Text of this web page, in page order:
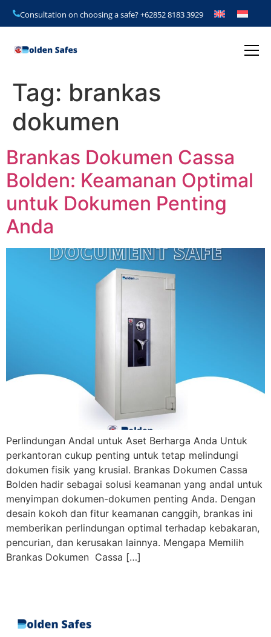
Consultation on choosing a safe?+62852 8183 3929
Tag: brankas
dokumen
Brankas Dokumen Cassa
Bolden: Keamanan Optimal
untuk Dokumen Penting
Anda
Perlindungan Andal untuk Aset Berharga Anda Untuk
perkantoran cukup penting untuk tetap melindungi
dokumen fisik yang krusial. Brankas Dokumen Cassa
Bolden hadir sebagai solusi keamanan yang andal untuk
menyimpan dokumen-dokumen penting Anda. Dengan
desain kokoh dan fitur keamanan canggih, brankas ini
memberikan perlindungan optimal terhadap kebakaran,
pencurian, dan kerusakan lainnya. Mengapa Memilih
Brankas Dokumen Cassa […]